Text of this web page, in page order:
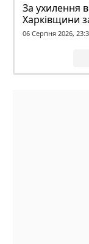
За ухилення
Харківщини
волі
06 Серпня 2026,